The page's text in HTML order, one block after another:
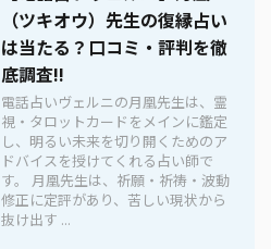
（ツキオウ）先生の復縁占い
は当たる？口コミ・評判を徹
底調査!!
電話占いヴェルニの月凰先生は、霊
視・タロットカードをメインに鑑定
し、明るい未来を切り開くためのア
ドバイスを授けてくれる占い師で
す。 月凰先生は、祈願・祈祷・波動
修正に定評があり、苦しい現状から
抜け出す ...